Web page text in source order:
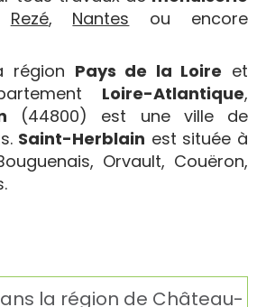
Rezé, Nantes ou encore
région Pays de la Loire et
Loire-Atlantique,
(44800) est une ville de
Saint-Herblain est située à
Orvault, Couëron,
la région de Château-